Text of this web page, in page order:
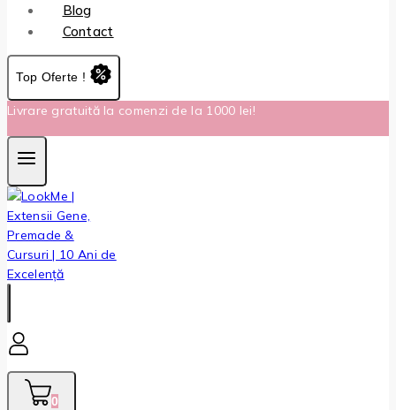
Blog
Contact
Top Oferte !
Livrare gratuită la comenzi de la 1000 lei!
0